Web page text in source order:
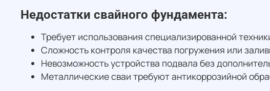
Недостатки свайного фундамента:
Требует использования специализированной
Сложность контроля качества погружения или
Невозможность устройства подвала без
Металлические сваи требуют антикоррозийной